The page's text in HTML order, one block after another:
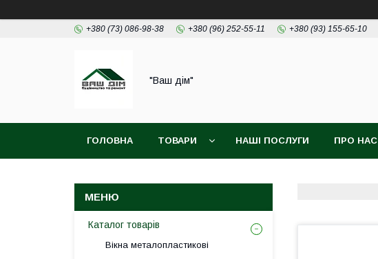
+380 (73) 086-98-38 +380 (96) 252-55-11 +380 (93) 155-65-10
"Ваш дім"
ГОЛОВНА ТОВАРИ НАШІ ПОСЛУГИ ПРО НАС
Каталог товарів
Вікна металопластикові